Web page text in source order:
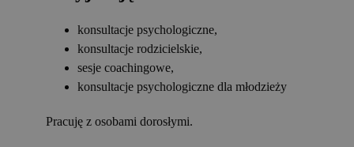
konsultacje psychologiczne,
konsultacje rodzicielskie,
sesje coachingowe,
konsultacje psychologiczne dla młodzieży
Pracuję z osobami dorosłymi.